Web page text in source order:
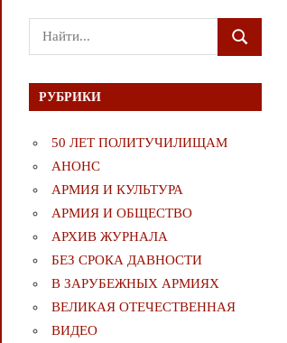
Поиск
для:
ПОИСК
РУБРИКИ
50 ЛЕТ ПОЛИТУЧИЛИЩАМ
АНОНС
АРМИЯ И КУЛЬТУРА
АРМИЯ И ОБЩЕСТВО
АРХИВ ЖУРНАЛА
БЕЗ СРОКА ДАВНОСТИ
В ЗАРУБЕЖНЫХ АРМИЯХ
ВЕЛИКАЯ ОТЕЧЕСТВЕННАЯ
ВИДЕО